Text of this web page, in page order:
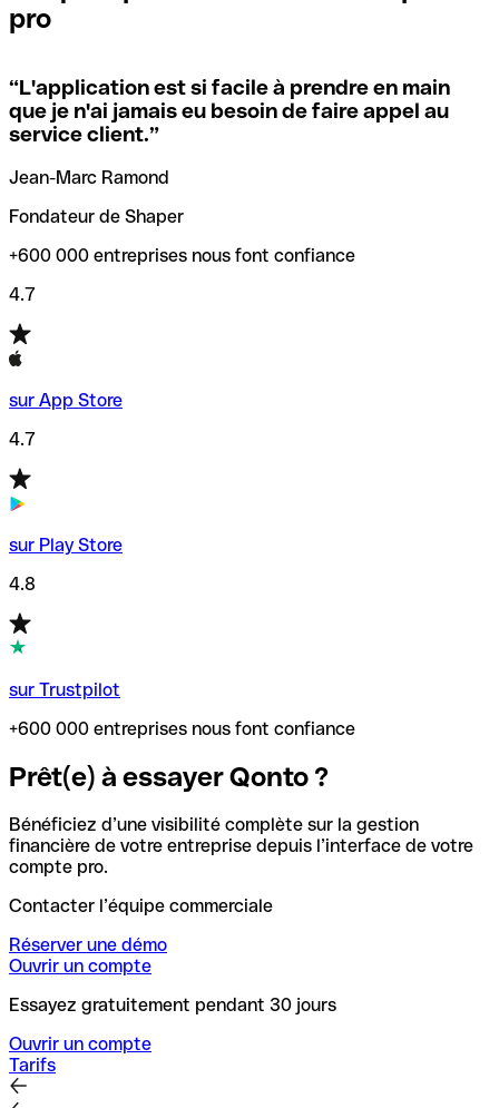
locales.
Si vous n'êtes pas sûr du code SWIFT que vous devriez
utiliser, nous avons développé un outil de recherche de
codes SWIFT par nom de banque.
vérification/recherche de codes SWIFT. Ainsi, vous pouvez
trouver et vérifier vos codes SWIFT avant de réaliser vos
transferts d’argent.
pro
“L'application est si facile à prendre en main
que je n'ai jamais eu besoin de faire appel au
service client.”
Jean-Marc Ramond
Fondateur de Shaper
+600 000 entreprises nous font confiance
4.7
sur App Store
4.7
sur Play Store
4.8
sur Trustpilot
+600 000 entreprises nous font confiance
Prêt(e) à essayer Qonto ?
Bénéficiez d’une visibilité complète sur la gestion
financière de votre entreprise depuis l’interface de votre
compte pro.
Contacter l’équipe commerciale
Réserver une démo
Ouvrir un compte
Essayez gratuitement pendant 30 jours
Ouvrir un compte
Tarifs